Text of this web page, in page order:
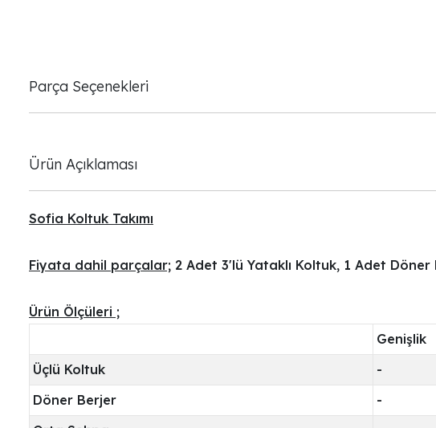
Parça Seçenekleri
Ürün Açıklaması
Sofia Koltuk Takımı
Fiyata dahil parçalar; 2 Adet 3'lü Yataklı Koltuk, 1 Adet Döner
Ürün Ölçüleri ;
Genişlik
Üçlü Koltuk
-
Döner Berjer
-